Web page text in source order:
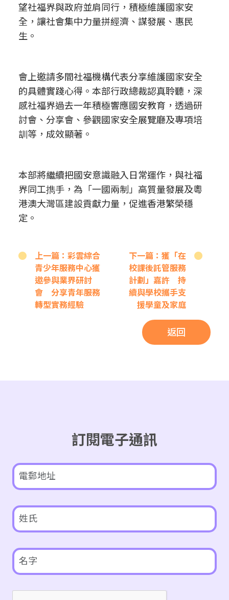
望社福界與政府並肩同行，積極維護國家安
全，讓社會集中力量拼經濟、謀發展、惠民
生。
會上邀請多間社福機構代表分享維護國家安全
的具體實踐心得。本部行政總裁認真聆聽，深
感社福界過去一年積極響應國安教育，透過研
討會、分享會、參觀國家安全展覽廳及專項培
訓等，成效顯著。
本部將繼續把國安意識融入日常運作，與社福
界同工擕手，為「一國兩制」高質量發展及粵
港澳大灣區建設貢獻力量，促進香港繁榮穩
定。
上一篇：彩雲綜合
青少年服務中心獲
邀參與業界研討
會 分享青年服務
轉型實務經驗
下一篇：獲「在
校課後託管服務
計劃」嘉許 持
續與學校攜手支
援學童及家庭
返回
訂閱電子通訊